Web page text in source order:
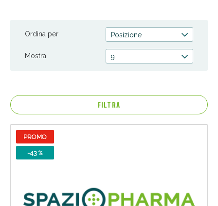
Ordina per Posizione
Mostra 9
FILTRA
PROMO
-43 %
Anticellulite e Fanghi: Sconto fino al 40% valido